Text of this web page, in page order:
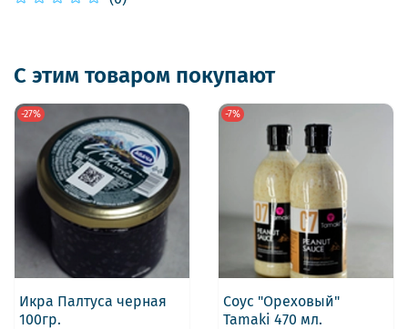
С этим товаром покупают
-27%
Икра Палтуса черная
100гр.
-7%
Соус "Ореховый"
Tamaki 470 мл.